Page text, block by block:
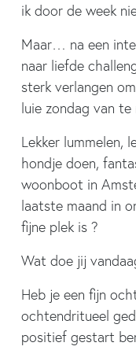
ik door de week
Maar… na een
naar liefde
sterk verlangen
luie zondag van te
Lekker lummelen,
hondje doen,
woonboot in
laatste maand in
fijne plek is ?
Wat doe jij
Heb je een fijn
ochtendritueel
positief gestart